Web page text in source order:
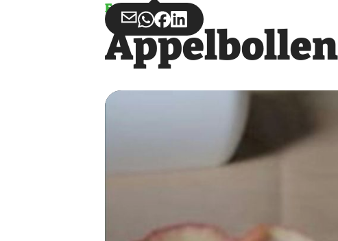
Evenement
Deel
via
Email
Deel
via
WhatsApp
Deel
op
Facebook
Deel
op
LinkedIn